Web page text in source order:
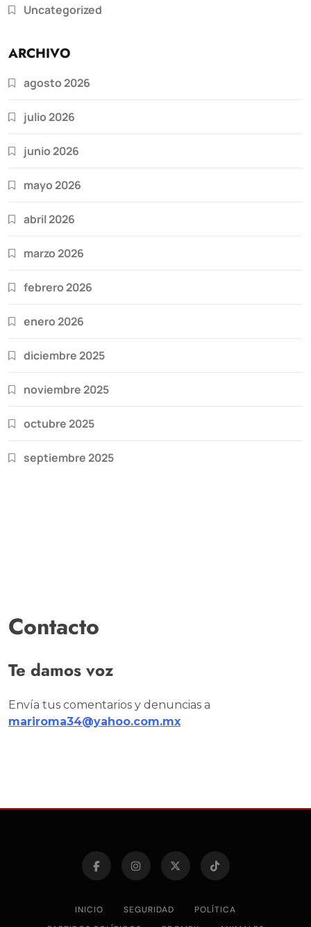
Uncategorized
ARCHIVO
agosto 2026
julio 2026
junio 2026
mayo 2026
abril 2026
marzo 2026
febrero 2026
enero 2026
diciembre 2025
noviembre 2025
octubre 2025
septiembre 2025
Contacto
Te damos voz
Envía tus comentarios y denuncias a
mariroma34@yahoo.com.mx
INICIO SEGURIDAD
POLÍTICA